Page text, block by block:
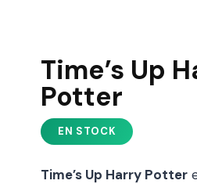
Time’s Up
Potter
Time’s Up Harry Potter